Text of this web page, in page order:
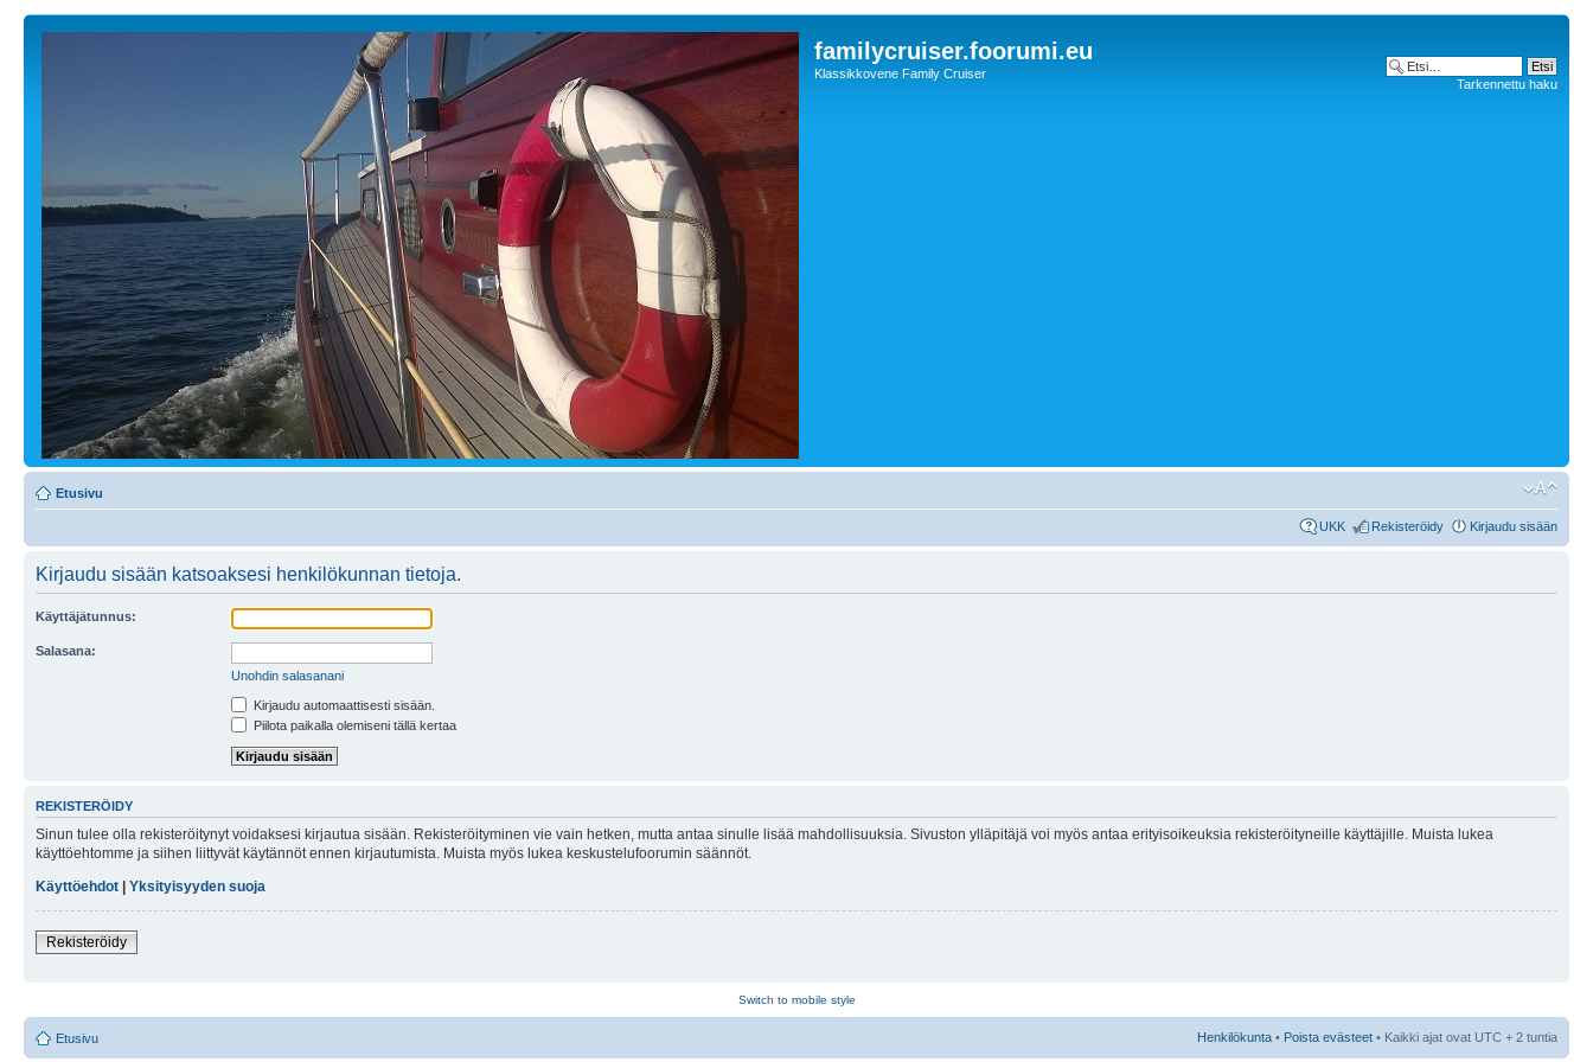
familycruiser.foorumi.eu
Klassikkovene Family Cruiser
Tarkennettu haku
Etusivu
UKK Rekisteröidy Kirjaudu sisään
Kirjaudu sisään katsoaksesi henkilökunnan tietoja.
Käyttäjätunnus:
Salasana:
Unohdin salasanani
Kirjaudu automaattisesti sisään.
Piilota paikalla olemiseni tällä kertaa
REKISTERÖIDY
Sinun tulee olla rekisteröitynyt voidaksesi kirjautua sisään. Rekisteröityminen vie vain hetken, mutta antaa sinulle lisää mahdollisuuksia. Sivuston ylläpitäjä voi myös antaa erityisoikeuksia rekisteröityneille käyttäjille. Muista lukea
käyttöehtomme ja siihen liittyvät käytännöt ennen kirjautumista. Muista myös lukea keskustelufoorumin säännöt.
Käyttöehdot | Yksityisyyden suoja
Rekisteröidy
Switch to mobile style
Etusivu Henkilökunta • Poista evästeet • Kaikki ajat ovat UTC + 2 tuntia